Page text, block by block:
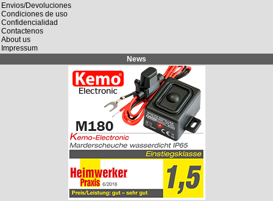
Envios/Devoluciones
Condiciones de uso
Confidencialidad
Contactenos
About us
Impressum
News